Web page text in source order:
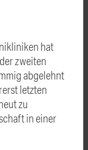
hat
zweiten
abgelehnt
letzten
zu
in einer